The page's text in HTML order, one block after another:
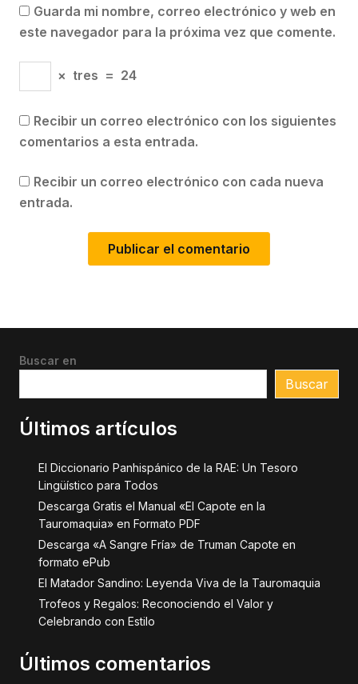
Guarda mi nombre, correo electrónico y web en
este navegador para la próxima vez que comente.
× tres = 24
Recibir un correo electrónico con los siguientes
comentarios a esta entrada.
Recibir un correo electrónico con cada nueva
entrada.
Buscar en
Buscar
Últimos artículos
El Diccionario Panhispánico de la RAE: Un Tesoro
Lingüístico para Todos
Descarga Gratis el Manual «El Capote en la
Tauromaquia» en Formato PDF
Descarga «A Sangre Fría» de Truman Capote en
formato ePub
El Matador Sandino: Leyenda Viva de la Tauromaquia
Trofeos y Regalos: Reconociendo el Valor y
Celebrando con Estilo
Últimos comentarios